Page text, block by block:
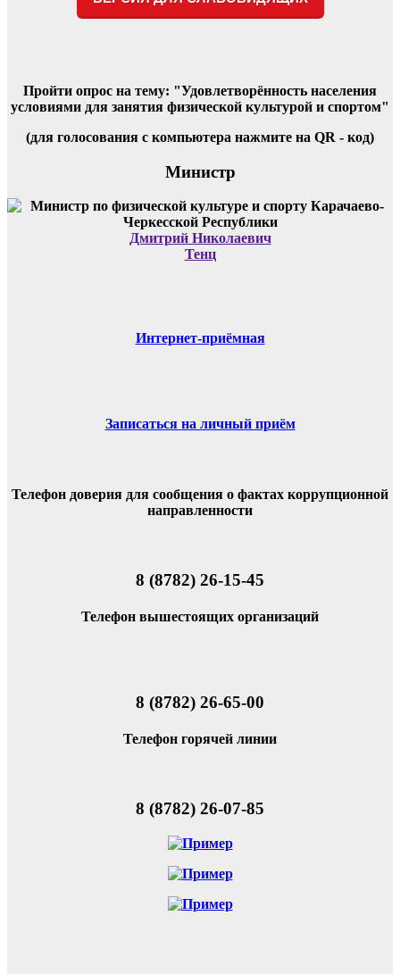
Пройти опрос на тему: "Удовлетворённость населения
условиями для занятия физической культурой и спортом"
(для голосования с компьютера нажмите на QR - код)
Министр
Дмитрий Николаевич
Тенц
Интернет-приёмная
Записаться на личный приём
Телефон доверия для сообщения о фактах коррупционной
направленности
8 (8782) 26-15-45
Телефон вышестоящих организаций
8 (8782) 26-65-00
Телефон горячей линии
8 (8782) 26-07-85